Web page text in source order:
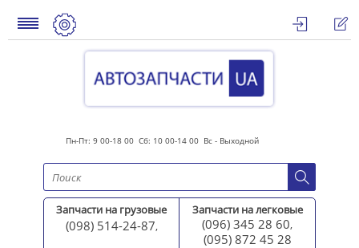
Пн-Пт: 9 00-18 00 Сб: 10 00-14 00 Вс - Выходной
Запчасти на грузовые
(098) 514-24-87,
Запчасти на легковые
(096) 345 28 60,
(095) 872 45 28